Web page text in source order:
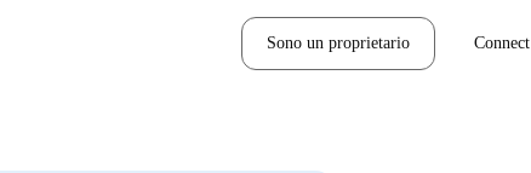
Sono un proprietario Connect